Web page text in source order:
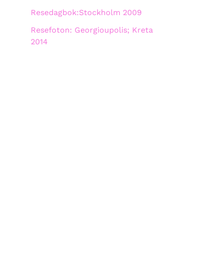
Resedagbok:Stockholm 2009
Resefoton: Georgioupolis; Kreta
2014